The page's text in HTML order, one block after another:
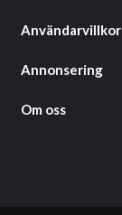
Användarvillkor
Annonsering
Om oss